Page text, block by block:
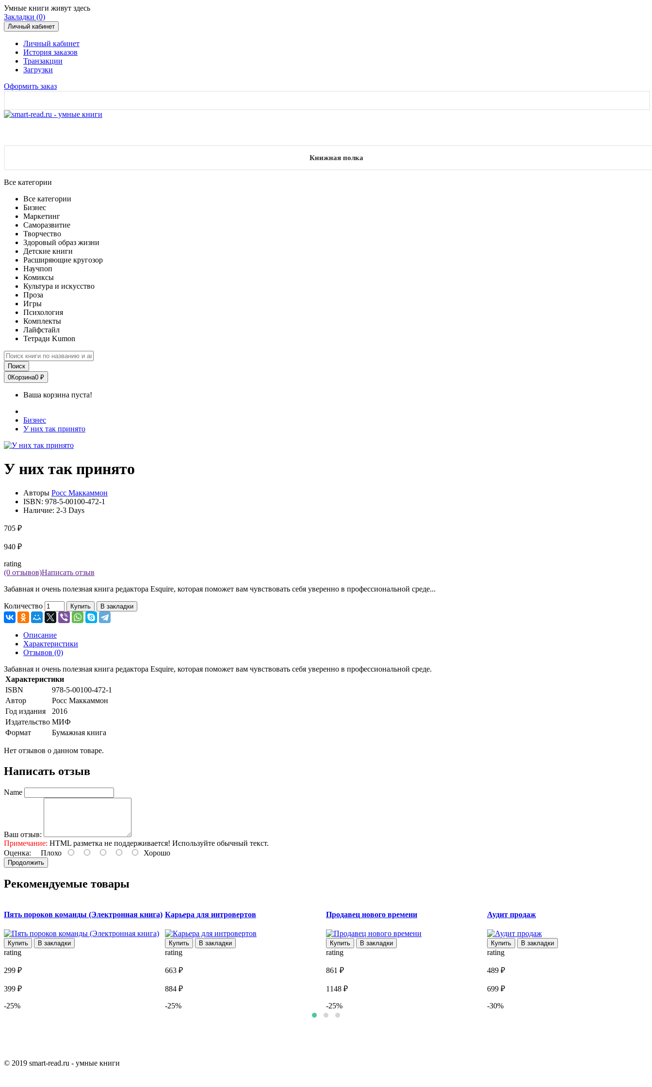
Умные книги живут здесь
Закладки (0)
Личный кабинет
Личный кабинет
История заказов
Транзакции
Загрузки
Оформить заказ
Книжная полка
Все категории
Все категории
Бизнес
Маркетинг
Саморазвитие
Творчество
Здоровый образ жизни
Детские книги
Расширяющие кругозор
Научпоп
Комиксы
Культура и искусство
Проза
Игры
Психология
Комплекты
Лайфстайл
Тетради Kumon
Поиск
0Корзина0 ₽
Ваша корзина пуста!
Бизнес
У них так принято
У них так принято
Авторы Росс Маккаммон
ISBN: 978-5-00100-472-1
Наличие: 2-3 Days
705 ₽
940 ₽
rating
(0 отзывов)Написать отзыв
Забавная и очень полезная книга редактора Esquire, которая поможет вам чувствовать себя уверенно в профессиональной среде...
Количество Купить В закладки
Описание
Характеристики
Отзывов (0)
Забавная и очень полезная книга редактора Esquire, которая поможет вам чувствовать себя уверенно в профессиональной среде.
Характеристики
ISBN
978-5-00100-472-1
Автор
Росс Маккаммон
Год издания
2016
Издательство МИФ
Формат
Бумажная книга
Нет отзывов о данном товаре.
Написать отзыв
Name
Ваш отзыв:
Примечание: HTML разметка не поддерживается! Используйте обычный текст.
Оценка: Плохо Хорошо
Продолжить
Рекомендуемые товары
Пять пороков команды (Электронная книга)
Купить В закладки
rating
299 ₽
399 ₽
-25%
Карьера для интровертов
Купить В закладки
rating
663 ₽
884 ₽
-25%
Продавец нового времени
Купить В закладки
rating
861 ₽
1148 ₽
-25%
Аудит продаж
Купить В закладки
rating
489 ₽
699 ₽
-30%
© 2019 smart-read.ru - умные книги